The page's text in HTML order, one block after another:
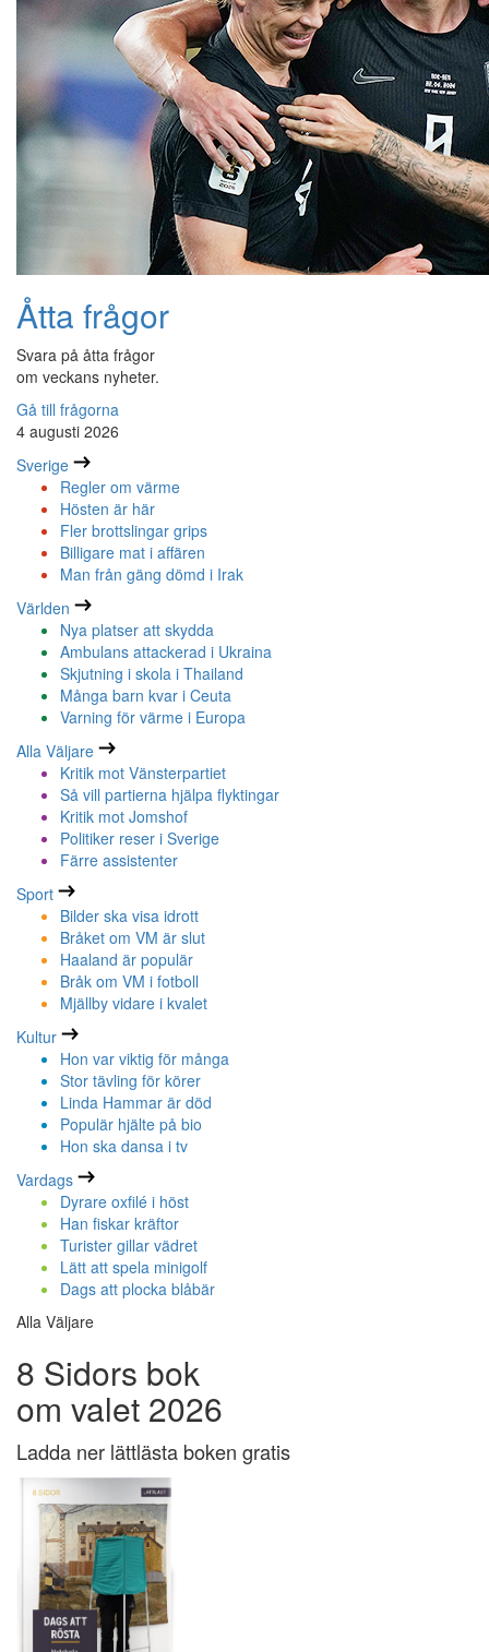
Åtta frågor
Svara på åtta frågor
om veckans nyheter.
Gå till frågorna
4 augusti 2026
Sverige
Regler om värme
Hösten är här
Fler brottslingar grips
Billigare mat i affären
Man från gäng dömd i Irak
Världen
Nya platser att skydda
Ambulans attackerad i Ukraina
Skjutning i skola i Thailand
Många barn kvar i Ceuta
Varning för värme i Europa
Alla Väljare
Kritik mot Vänsterpartiet
Så vill partierna hjälpa flyktingar
Kritik mot Jomshof
Politiker reser i Sverige
Färre assistenter
Sport
Bilder ska visa idrott
Bråket om VM är slut
Haaland är populär
Bråk om VM i fotboll
Mjällby vidare i kvalet
Kultur
Hon var viktig för många
Stor tävling för körer
Linda Hammar är död
Populär hjälte på bio
Hon ska dansa i tv
Vardags
Dyrare oxfilé i höst
Han fiskar kräftor
Turister gillar vädret
Lätt att spela minigolf
Dags att plocka blåbär
Alla Väljare
8 Sidors bok
om valet 2026
Ladda ner lättlästa boken gratis